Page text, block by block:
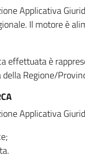
Applicativa
Il motore è
effettuata è
Regione/
Applicativa